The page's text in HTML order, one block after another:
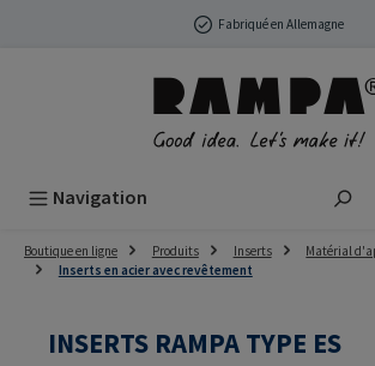
Passer au contenu principalFabriqué en Allemagne
Navigation
Boutique en ligne Produits Inserts
Matérial
Inserts en acier avec revêtement
INSERTS RAMPA TYPE ES